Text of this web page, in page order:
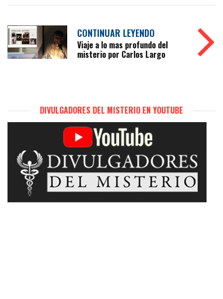
CONTINUAR LEYENDO
Viaje a lo mas profundo del
misterio por Carlos Largo
DIVULGADORES DEL MISTERIO EN YOUTUBE